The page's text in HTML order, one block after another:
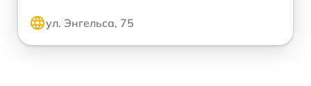
ул. Энгельса, 75